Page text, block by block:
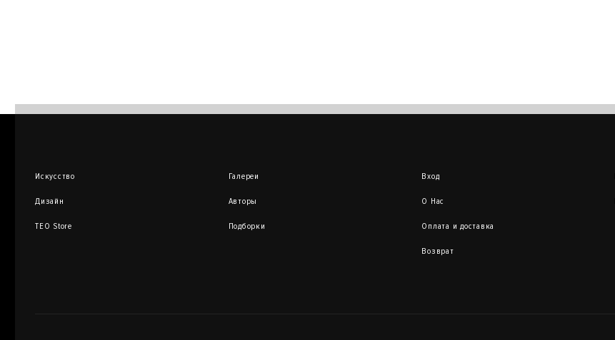
Искусство
Дизайн
TEO Store
Галереи
Авторы
Подборки
Вход
О Нас
Оплата и доставка
Возврат